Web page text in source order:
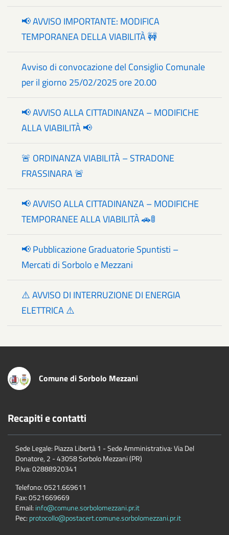
📢 AVVISO IMPORTANTE: MODIFICA
TEMPORANEA DELLA VIABILITÀ 🚧
Avviso di convocazione del Consiglio Comunale
per il giorno 25/02/2025 ore 20.00
📢 AVVISO ALLA CITTADINANZA – MODIFICHE
ALLA VIABILITÀ 📢
🚨 ORDINANZA VIABILITÀ – STRADONE
FRASSINARA 🚨
📢 AVVISO ALLA CITTADINANZA – MODIFICHE
TEMPORANEE ALLA VIABILITÀ 🚗🚦
📢 Pubblicazione Graduatorie Spuntisti –
Mercati di Sorbolo e Mezzani
⚠️ AVVISO DI INTERRUZIONE DI ENERGIA
ELETTRICA ⚠️
Comune di Sorbolo Mezzani
Recapiti e contatti
Sede Legale: Piazza Libertà 1 - Sede Amministrativa: Via Del
Donatore, 2 - 43058 Sorbolo Mezzani (PR)
P.Iva:02888920341
Telefono:0521.669611
Fax:0521669669
Email: info@comune.sorbolomezzani.pr.it
Pec: protocollo@postacert.comune.sorbolomezzani.pr.it